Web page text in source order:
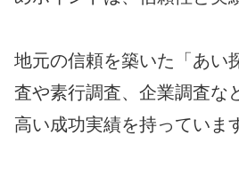
地元の信頼を築いた「あい
査や素行調査、企業調査な
高い成功実績を持っていま